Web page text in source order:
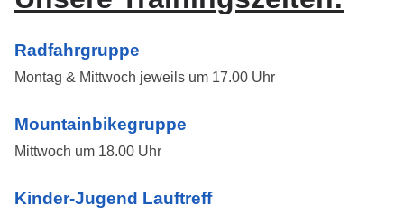
Radfahrgruppe
Montag & Mittwoch jeweils um 17.00 Uhr
Mountainbikegruppe
Mittwoch um 18.00 Uhr
Kinder-Jugend Lauftreff